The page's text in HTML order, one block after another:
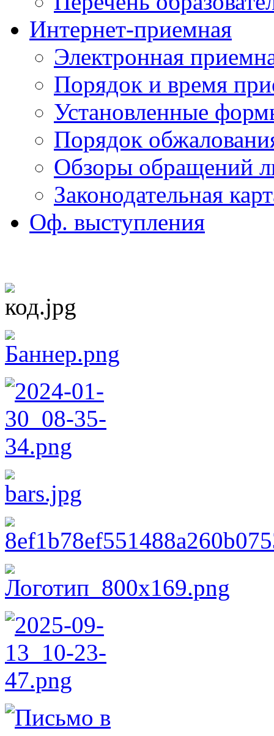
Интернет-приемная
Электронная
Порядок и время
Установленные
Порядок
Обзоры обращений
Законодательная
Оф. выступления